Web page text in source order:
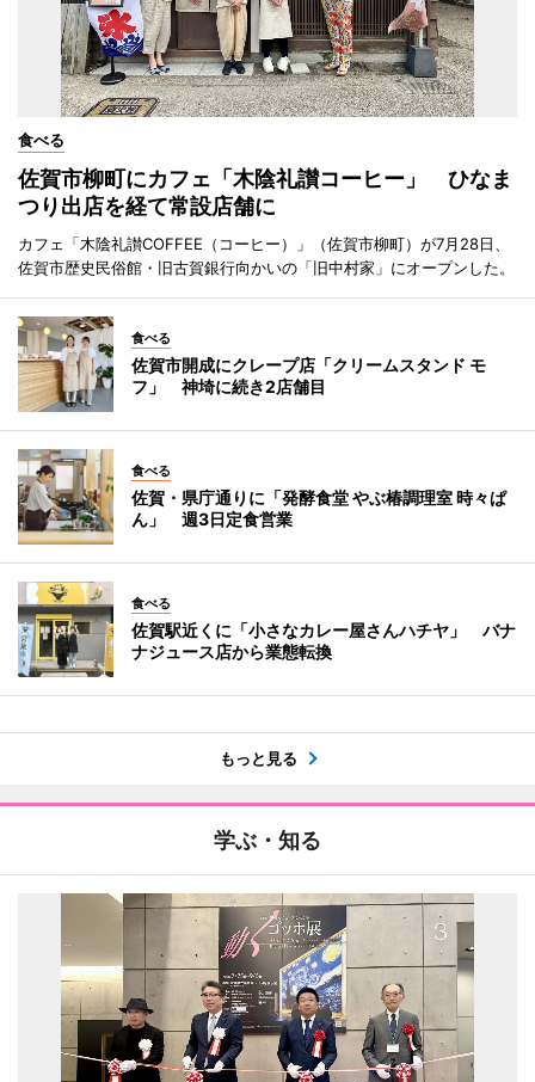
食べる
佐賀市柳町にカフェ「木陰礼讃コーヒー」 ひなま
つり出店を経て常設店舗に
カフェ「木陰礼讃COFFEE（コーヒー）」（佐賀市柳町）が7月28日、
佐賀市歴史民俗館・旧古賀銀行向かいの「旧中村家」にオープンした。
食べる
佐賀市開成にクレープ店「クリームスタンド モ
フ」 神埼に続き2店舗目
食べる
佐賀・県庁通りに「発酵食堂 やぶ椿調理室 時々ぱ
ん」 週3日定食営業
食べる
佐賀駅近くに「小さなカレー屋さんハチヤ」 バナ
ナジュース店から業態転換
もっと見る
学ぶ・知る